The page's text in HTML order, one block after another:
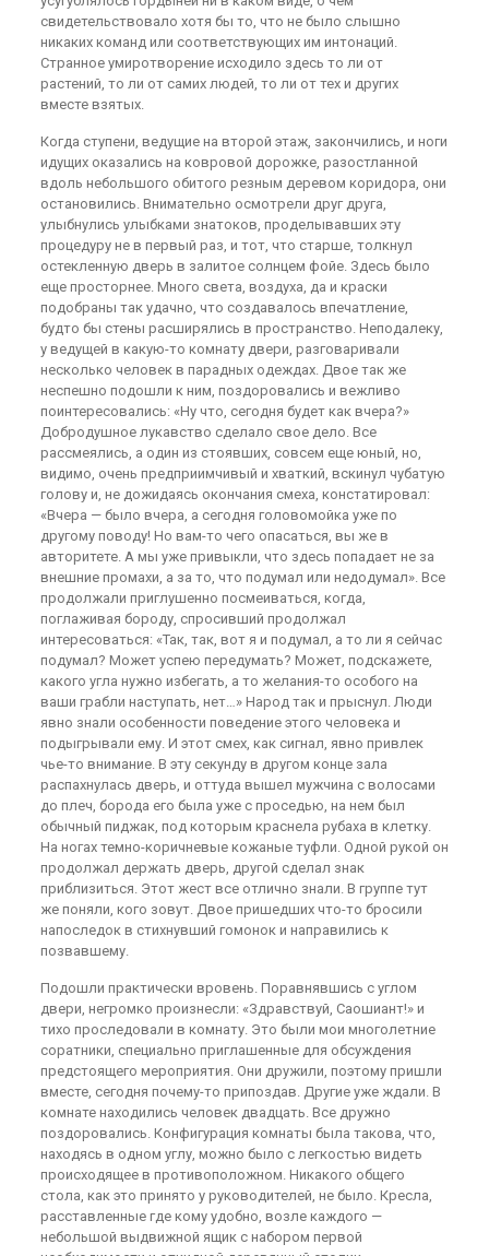
свидетельствовало хотя бы то, что не было слышно
никаких команд или соответствующих им интонаций.
Странное умиротворение исходило здесь то ли от
растений, то ли от самих людей, то ли от тех и других
вместе взятых.
Когда ступени, ведущие на второй этаж, закончились, и ноги
идущих оказались на ковровой дорожке, разостланной
вдоль небольшого обитого резным деревом коридора, они
остановились. Внимательно осмотрели друг друга,
улыбнулись улыбками знатоков, проделывавших эту
процедуру не в первый раз, и тот, что старше, толкнул
остекленную дверь в залитое солнцем фойе. Здесь было
еще просторнее. Много света, воздуха, да и краски
подобраны так удачно, что создавалось впечатление,
будто бы стены расширялись в пространство. Неподалеку,
у ведущей в какую-то комнату двери, разговаривали
несколько человек в парадных одеждах. Двое так же
неспешно подошли к ним, поздоровались и вежливо
поинтересовались: «Ну что, сегодня будет как вчера?»
Добродушное лукавство сделало свое дело. Все
рассмеялись, а один из стоявших, совсем еще юный, но,
видимо, очень предприимчивый и хваткий, вскинул чубатую
голову и, не дожидаясь окончания смеха, констатировал:
«Вчера — было вчера, а сегодня головомойка уже по
другому поводу! Но вам-то чего опасаться, вы же в
авторитете. А мы уже привыкли, что здесь попадает не за
внешние промахи, а за то, что подумал или недодумал». Все
продолжали приглушенно посмеиваться, когда,
поглаживая бороду, спросивший продолжал
интересоваться: «Так, так, вот я и подумал, а то ли я сейчас
подумал? Может успею передумать? Может, подскажете,
какого угла нужно избегать, а то желания-то особого на
ваши грабли наступать, нет…» Народ так и прыснул. Люди
явно знали особенности поведение этого человека и
подыгрывали ему. И этот смех, как сигнал, явно привлек
чье-то внимание. В эту секунду в другом конце зала
распахнулась дверь, и оттуда вышел мужчина с волосами
до плеч, борода его была уже с проседью, на нем был
обычный пиджак, под которым краснела рубаха в клетку.
На ногах темно-коричневые кожаные туфли. Одной рукой он
продолжал держать дверь, другой сделал знак
приблизиться. Этот жест все отлично знали. В группе тут
же поняли, кого зовут. Двое пришедших что-то бросили
напоследок в стихнувший гомонок и направились к
позвавшему.
Подошли практически вровень. Поравнявшись с углом
двери, негромко произнесли: «Здравствуй, Саошиант!» и
тихо проследовали в комнату. Это были мои многолетние
соратники, специально приглашенные для обсуждения
предстоящего мероприятия. Они дружили, поэтому пришли
вместе, сегодня почему-то припоздав. Другие уже ждали. В
комнате находились человек двадцать. Все дружно
поздоровались. Конфигурация комнаты была такова, что,
находясь в одном углу, можно было с легкостью видеть
происходящее в противоположном. Никакого общего
стола, как это принято у руководителей, не было. Кресла,
расставленные где кому удобно, возле каждого —
небольшой выдвижной ящик с набором первой